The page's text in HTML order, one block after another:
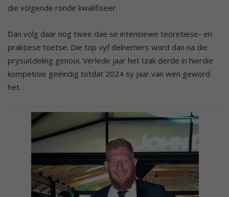
die volgende ronde kwalifiseer.
Dan volg daar nog twee dae se intensiewe teoretiese- en
praktiese toetse. Die top vyf delnemers word dan na die
prysuitdeling genooi. Verlede jaar het Izak derde in hierdie
kompetisie geëindig totdat 2024 sy jaar van wen geword
het.